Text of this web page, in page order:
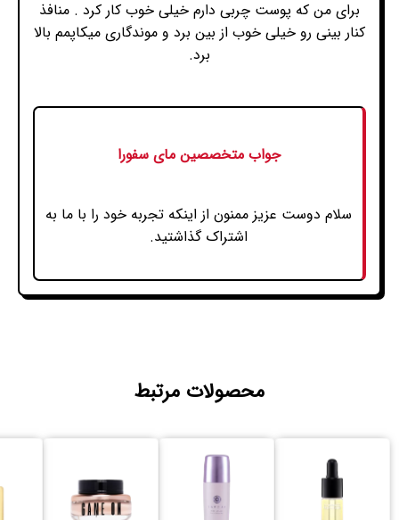
برای من که پوست چربی دارم خیلی خوب کار کرد . منافذ
کنار بینی رو خیلی خوب از بین برد و موندگاری میکاپمم بالا
برد.
جواب متخصصین مای سفورا
سلام دوست عزیز ممنون از اینکه تجربه خود را با ما به
اشتراک گذاشتید.
محصولات مرتبط